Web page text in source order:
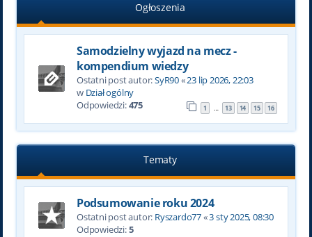
Ogłoszenia
Samodzielny wyjazd na mecz -
kompendium wiedzy
Ostatni post autor:SyR90«23 lip 2026, 22:03
w Dział ogólny
Odpowiedzi:475 1 … 13 14 15 16
Tematy
Podsumowanie roku 2024
Ostatni post autor: Ryszardo77«3 sty 2025, 08:30
Odpowiedzi:5